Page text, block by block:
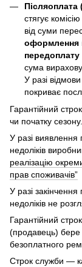
Післяоплата
стягує
від суми
оформлення
передоплату
сума
У разі
покриває
Гарантійний
чи початку сезону.
У разі виявлення
недоліків
реалізацію
прав споживачів”
У разі
недоліків не
Гарантійний
(продавець) бере
безоплатного
Строк служби —